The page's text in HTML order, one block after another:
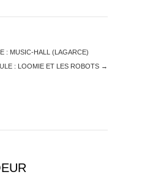
: MUSIC-HALL (LAGARCE)
: LOOMIE ET LES ROBOTS →